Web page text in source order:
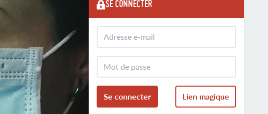
SE CONNECTER
Se connecter Lien magique